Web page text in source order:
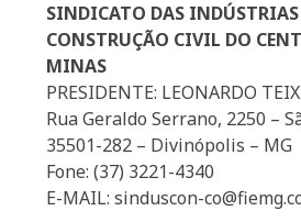
SINDICATO DAS
CONSTRUÇÃO CIVIL DO
MINAS
PRESIDENTE: LEONARDO
Rua Geraldo Serrano, 2250 –
35501-282 – Divinópolis – MG
Fone: (37) 3221-4340
E-MAIL: sinduscon-